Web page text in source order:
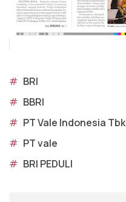
# BRI
# BBRI
# PT Vale Indonesia Tbk
# PT vale
# BRI PEDULI